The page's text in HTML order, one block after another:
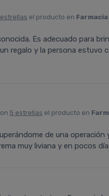
el producto en
Es adecuado para
regalo y la persona estuvo
5 estrellas el producto en
de una operación
muy liviana y en pocos